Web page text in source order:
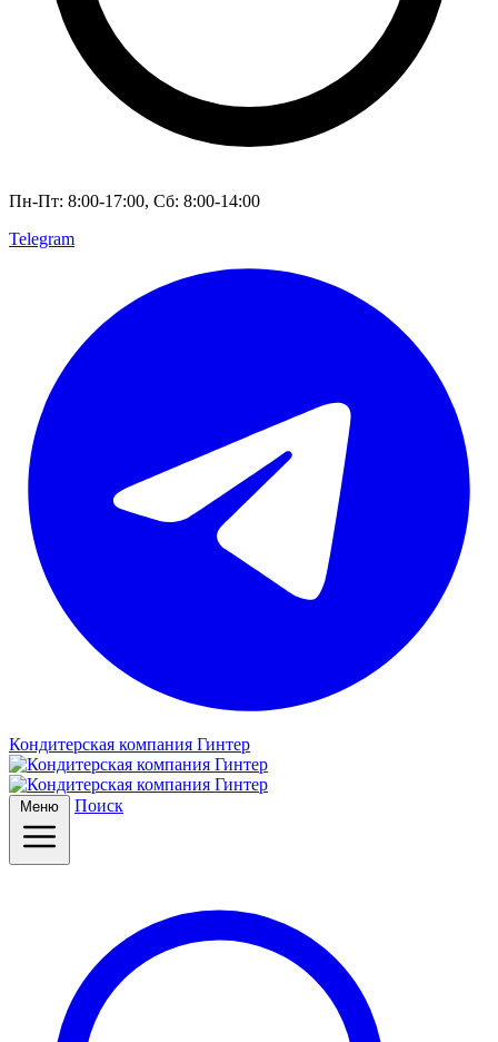
Пн-Пт: 8:00-17:00, Сб: 8:00-14:00
Telegram
Кондитерская компания Гинтер
Меню Поиск